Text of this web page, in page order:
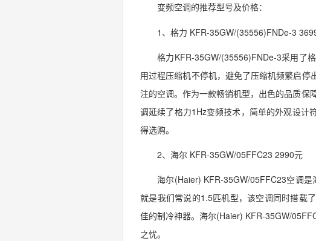
变频空调的推荐型号及价格：
1、格力 KFR-35GW/(35556)FNDe-3
格力KFR-35GW/(35556)FNDe-3采用了
用过程压缩机不停机，避免了压缩机频繁启
注的空调。作为一款畅销机型，出色的品质
调延续了格力1Hz变频技术，简单的外观设计
得选购。
2、海尔 KFR-35GW/05FFC23 2990元
海尔(Haier) KFR-35GW/05FFC23空调
就是我们常说的1.5匹机型，该空调同时搭载
佳的制冷神器。海尔(Haier) KFR-35GW/
之忧。